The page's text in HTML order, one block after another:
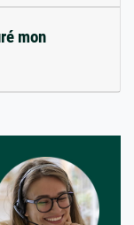
mon